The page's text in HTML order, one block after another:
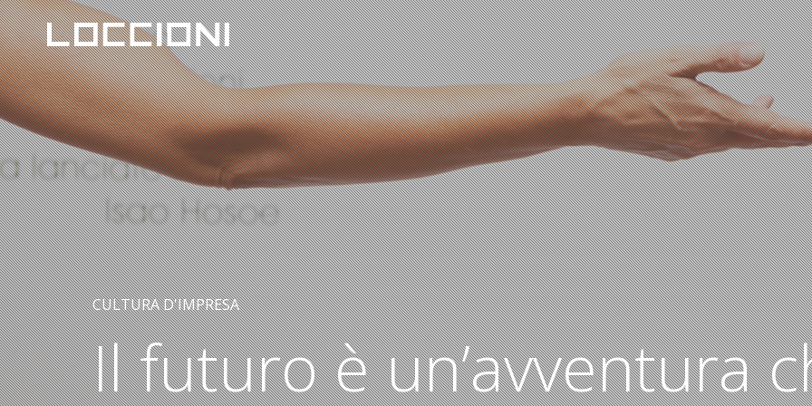
CULTURA D'IMPRESA
Il futuro è un’avventura